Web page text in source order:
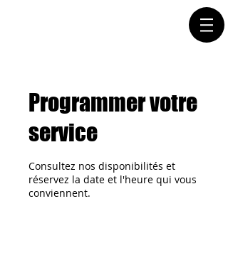
Connectez-vous
Programmer votre
service
Consultez nos disponibilités et
réservez la date et l'heure qui vous
conviennent.